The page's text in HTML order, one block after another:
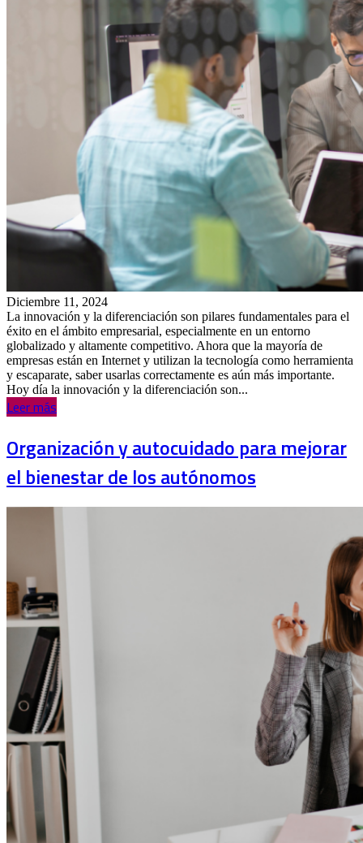
Diciembre 11, 2024
La innovación y la diferenciación son pilares fundamentales para el
éxito en el ámbito empresarial, especialmente en un entorno
globalizado y altamente competitivo. Ahora que la mayoría de
empresas están en Internet y utilizan la tecnología como herramienta
y escaparate, saber usarlas correctamente es aún más importante.
Hoy día la innovación y la diferenciación son...
Leer más
Organización y autocuidado para mejorar
el bienestar de los autónomos